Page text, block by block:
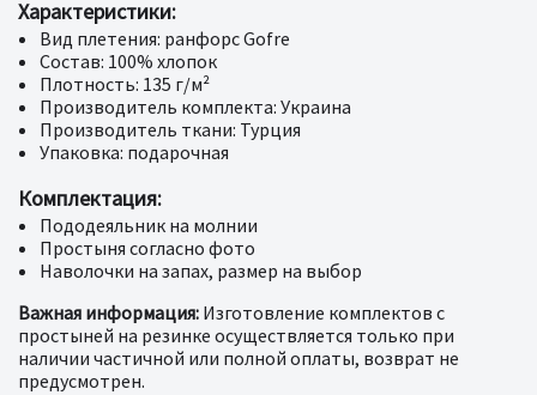
Характеристики:
Вид плетения: ранфорс Gofre
Состав: 100% хлопок
Плотность: 135 г/м²
Производитель комплекта: Украина
Производитель ткани: Турция
Упаковка: подарочная
Комплектация:
Пододеяльник на молнии
Простыня согласно фото
Наволочки на запах, размер на выбор
Важная информация: Изготовление комплектов с
простыней на резинке осуществляется только при
наличии частичной или полной оплаты, возврат не
предусмотрен.